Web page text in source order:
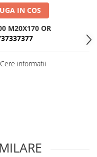
IN COS
M20X170 OR
informatii